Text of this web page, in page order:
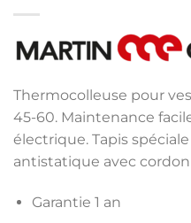
Thermocolleuse pour
45-60. Maintenance
électrique. Tapis
antistatique avec
Garantie 1 an